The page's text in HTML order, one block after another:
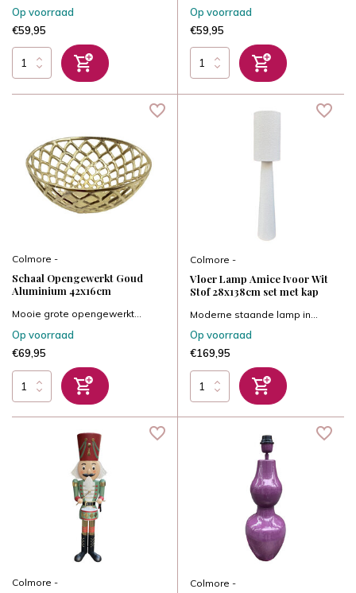
Op voorraad
€59,95
Op voorraad
€59,95
Colmore -
Schaal Opengewerkt Goud
Aluminium 42x16cm
Mooie grote opengewerkt...
Op voorraad
€69,95
Colmore -
Vloer Lamp Amice Ivoor Wit
Stof 28x138cm set met kap
Moderne staande lamp in...
Op voorraad
€169,95
Colmore - Colmore -